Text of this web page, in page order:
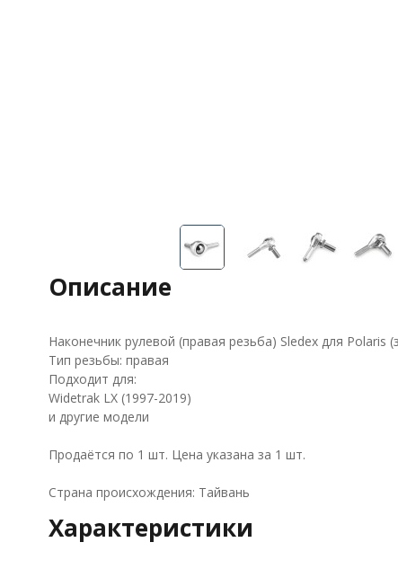
Описание
Наконечник рулевой (правая резьба) Sledex для
Тип резьбы: правая
Подходит для:
Widetrak LX (1997-2019)
и другие модели
Продаётся по 1 шт. Цена указана за 1 шт.
Страна происхождения: Тайвань
Характеристики